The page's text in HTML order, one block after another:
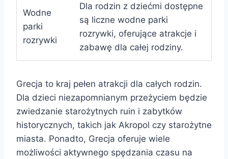
Wodne
parki
rozrywki
Dla rodzin z dziećmi dostępne
są liczne wodne parki
rozrywki, oferujące atrakcje i
zabawę dla całej rodziny.
Grecja to kraj pełen atrakcji dla całych rodzin.
Dla dzieci niezapomnianym przeżyciem będzie
zwiedzanie starożytnych ruin i zabytków
historycznych, takich jak Akropol czy starożytne
miasta. Ponadto, Grecja oferuje wiele
możliwości aktywnego spędzania czasu na